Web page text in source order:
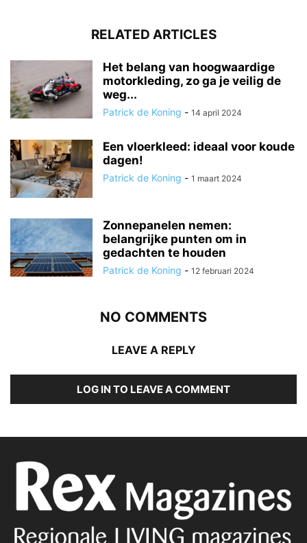
RELATED ARTICLES
Het belang van hoogwaardige
motorkleding, zo ga je veilig de
weg...
Patrick de Koning - 14 april 2024
Een vloerkleed: ideaal voor koude
dagen!
Patrick de Koning - 1 maart 2024
Zonnepanelen nemen:
belangrijke punten om in
gedachten te houden
Patrick de Koning - 12 februari 2024
NO COMMENTS
LEAVE A REPLY
LOG IN TO LEAVE A COMMENT